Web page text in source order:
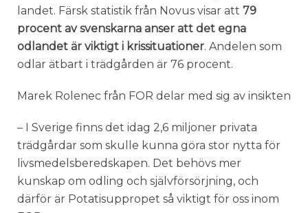
landet. Färsk statistik från Novus visar att 79
procent av svenskarna anser att det egna
odlandet är viktigt i krissituationer. Andelen som
odlar ätbart i trädgården är 76 procent.
Marek Rolenec från FOR delar med sig av insikten
– I Sverige finns det idag 2,6 miljoner privata
trädgårdar som skulle kunna göra stor nytta för
livsmedelsberedskapen. Det behövs mer
kunskap om odling och självförsörjning, och
därför är Potatisuppropet så viktigt för oss inom